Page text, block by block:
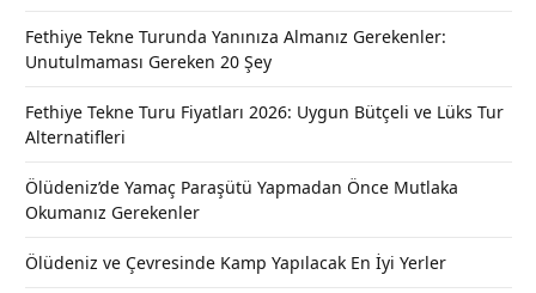
Fethiye Tekne Turunda Yanınıza Almanız Gerekenler:
Unutulmaması Gereken 20 Şey
Fethiye Tekne Turu Fiyatları 2026: Uygun Bütçeli ve Lüks Tur
Alternatifleri
Ölüdeniz’de Yamaç Paraşütü Yapmadan Önce Mutlaka
Okumanız Gerekenler
Ölüdeniz ve Çevresinde Kamp Yapılacak En İyi Yerler